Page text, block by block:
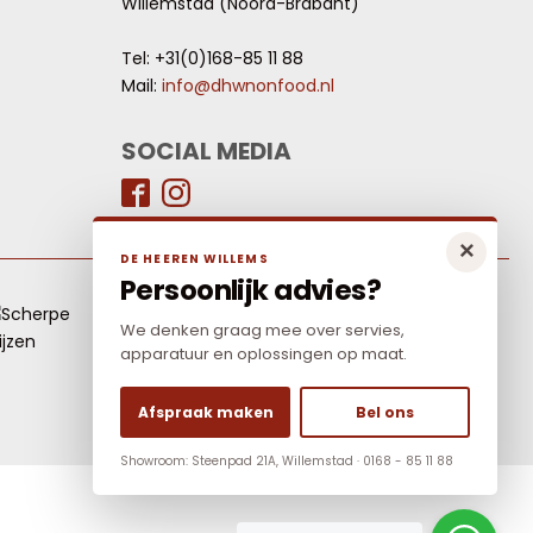
Tel: +31(0)168-85 11 88
Mail: info@dhwnonfood.nl
SOCIAL MEDIA
LAAGSTE PRIJS
Elders goedkoper? Neem dan contact met ons
op.
×
DE HEEREN WILLEMS
Persoonlijk advies?
We denken graag mee over servies,
apparatuur en oplossingen op maat.
Afspraak maken Bel ons
Showroom: Steenpad 21A, Willemstad · 0168 - 85 11 88